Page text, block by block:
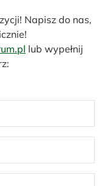
Napisz do nas,
lub wypełnij